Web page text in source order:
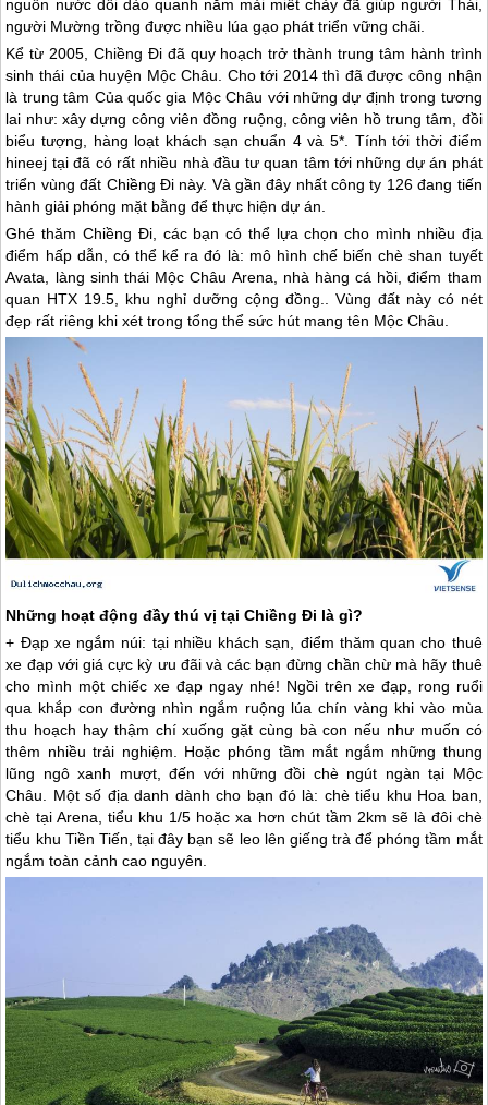
nguồn nước dồi dào quanh năm mải miết chảy đã giúp người Thái,
người Mường trồng được nhiều lúa gạo phát triển vững chãi.
Kể từ 2005, Chiềng Đi đã quy hoạch trở thành trung tâm hành trình
sinh thái của huyện Mộc Châu. Cho tới 2014 thì đã được công nhận
là trung tâm Của quốc gia Mộc Châu với những dự định trong tương
lai như: xây dựng công viên đồng ruộng, công viên hồ trung tâm, đồi
biểu tượng, hàng loạt khách sạn chuẩn 4 và 5*. Tính tới thời điểm
hineej tại đã có rất nhiều nhà đầu tư quan tâm tới những dự án phát
triển vùng đất Chiềng Đi này. Và gần đây nhất công ty 126 đang tiến
hành giải phóng mặt bằng để thực hiện dự án.
Ghé thăm Chiềng Đi, các bạn có thể lựa chọn cho mình nhiều địa
điểm hấp dẫn, có thể kể ra đó là: mô hình chế biến chè shan tuyết
Avata, làng sinh thái Mộc Châu Arena, nhà hàng cá hồi, điểm tham
quan HTX 19.5, khu nghỉ dưỡng cộng đồng.. Vùng đất này có nét
đẹp rất riêng khi xét trong tổng thể sức hút mang tên Mộc Châu.
Những hoạt động đầy thú vị tại Chiềng Đi là gì?
+ Đạp xe ngắm núi: tại nhiều khách sạn, điểm thăm quan cho thuê
xe đạp với giá cực kỳ ưu đãi và các bạn đừng chần chừ mà hãy thuê
cho mình một chiếc xe đạp ngay nhé! Ngồi trên xe đạp, rong ruổi
qua khắp con đường nhìn ngắm ruộng lúa chín vàng khi vào mùa
thu hoạch hay thậm chí xuống gặt cùng bà con nếu như muốn có
thêm nhiều trải nghiệm. Hoặc phóng tầm mắt ngắm những thung
lũng ngô xanh mượt, đến với những đồi chè ngút ngàn tại Mộc
Châu . Một số địa danh dành cho bạn đó là: chè tiểu khu Hoa ban,
chè tại Arena, tiểu khu 1/5 hoặc xa hơn chút tầm 2km sẽ là đôi chè
tiểu khu Tiền Tiến, tại đây bạn sẽ leo lên giếng trà để phóng tầm mắt
ngắm toàn cảnh cao nguyên.